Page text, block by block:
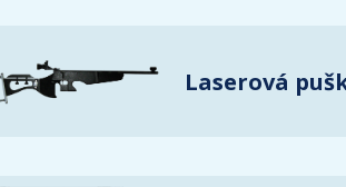
Laserová